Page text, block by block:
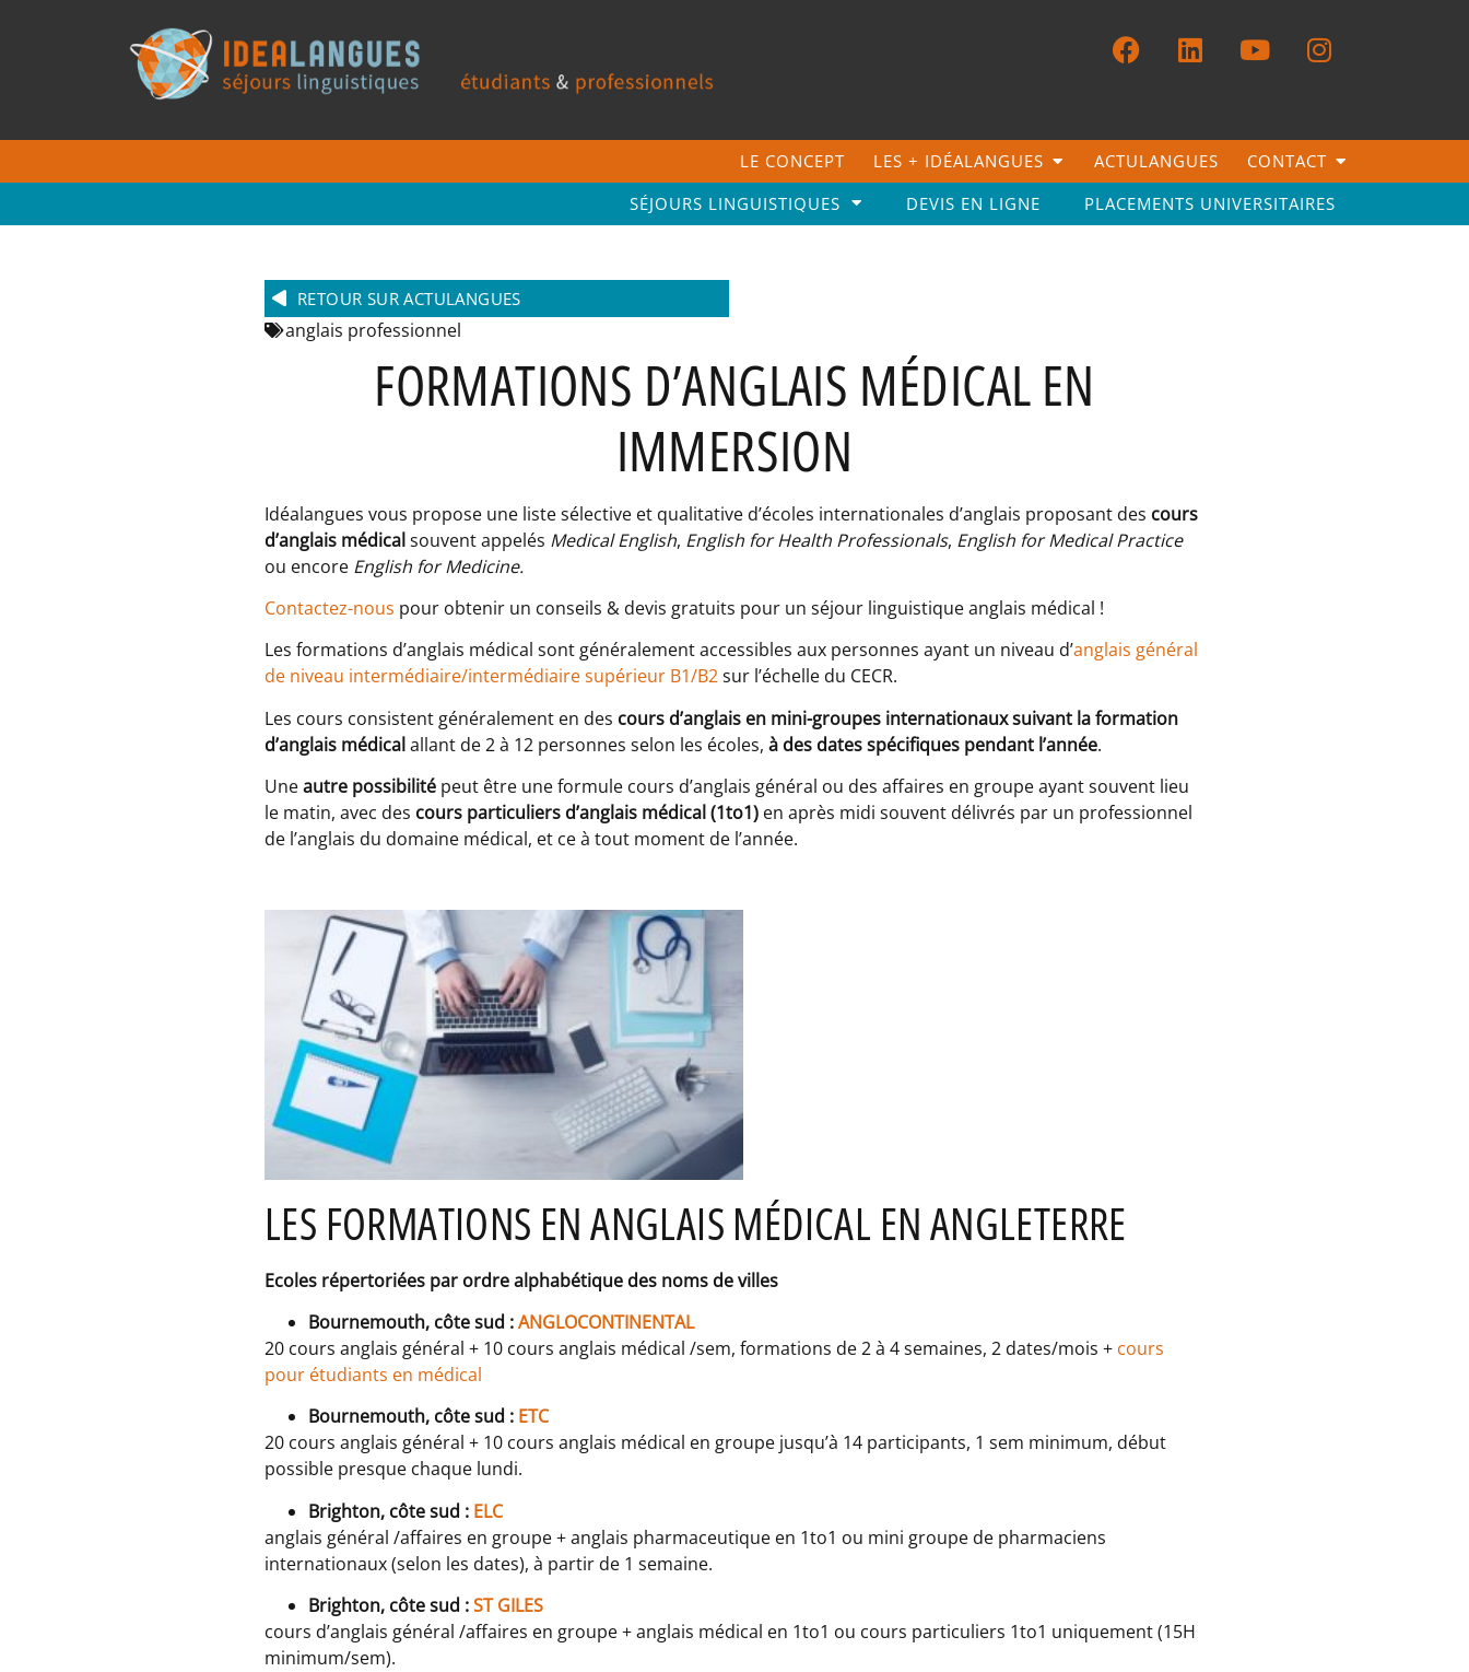
LE CONCEPT LES + IDÉALANGUES ACTULANGUES
CONTACT
SÉJOURS LINGUISTIQUES
DEVIS EN LIGNE PLACEMENTS UNIVERSITAIRES
RETOUR SUR ACTULANGUES
anglais professionnel
FORMATIONS D’ANGLAIS MÉDICAL EN
IMMERSION
Idéalangues vous propose une liste sélective et qualitative d’écoles internationales d’anglais proposant des cours
d’anglais médicalsouvent appelés Medical English, English for Health Professionals, English for Medical Practice
ou encore English for Medicine.
Contactez-nous pour obtenir un conseils & devis gratuits pour un séjour linguistique anglais médical !
Les formations d’anglais médical sont généralement accessibles aux personnes ayant un niveau d’anglais général
de niveau intermédiaire/intermédiaire supérieur B1/B2sur l’échelle du CECR.
Les cours consistent généralement en des cours d’anglais en mini-groupes internationaux suivant la formation
d’anglais médicalallant de 2 à 12 personnes selon les écoles, à des dates spécifiques pendant l’année.
Uneautre possibilité peut être une formule cours d’anglais général ou des affaires en groupe ayant souvent lieu
le matin, avec des cours particuliers d’anglais médical (1to1) en après midi souvent délivrés par un professionnel
de l’anglais du domaine médical, et ce à tout moment de l’année.
LES FORMATIONS EN ANGLAIS MÉDICAL EN ANGLETERRE
Ecoles répertoriées par ordre alphabétique des noms de villes
Bournemouth, côte sud :ANGLOCONTINENTAL
20 cours anglais général + 10 cours anglais médical /sem, formations de 2 à 4 semaines, 2 dates/mois + cours
pour étudiants en médical
Bournemouth, côte sud : ETC
20 cours anglais général + 10 cours anglais médical en groupe jusqu’à 14 participants, 1 sem minimum, début
possible presque chaque lundi.
Brighton, côte sud : ELC
anglais général /affaires en groupe + anglais pharmaceutique en 1to1 ou mini groupe de pharmaciens
internationaux (selon les dates), à partir de 1 semaine.
Brighton, côte sud :ST GILES
cours d’anglais général /affaires en groupe + anglais médical en 1to1 ou cours particuliers 1to1 uniquement (15H
minimum/sem).